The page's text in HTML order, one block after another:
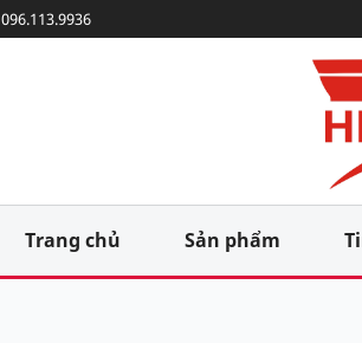
096.113.9936
Trang chủ Sản phẩm